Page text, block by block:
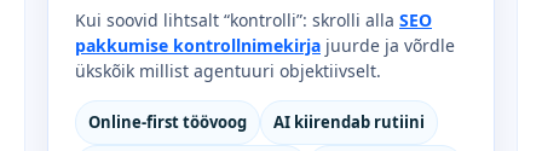
Kui soovid lihtsalt “kontrolli”: skrolli alla SEO
pakkumise kontrollnimekirja juurde ja võrdle
ükskõik millist agentuuri objektiivselt.
Online-first töövoog AI kiirendab rutiini